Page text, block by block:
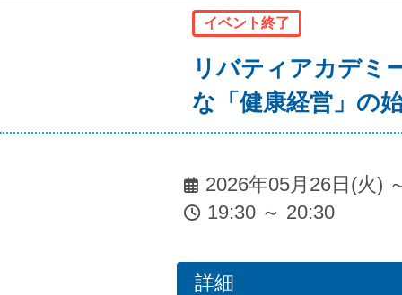
イベント終了
リバティアカデミ
な「健康経営」の
2026年05月26日(火)
19:30 ～ 20:30
詳細